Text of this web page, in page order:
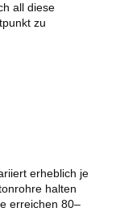
all diese
zu
erheblich je
halten
erreichen 80–